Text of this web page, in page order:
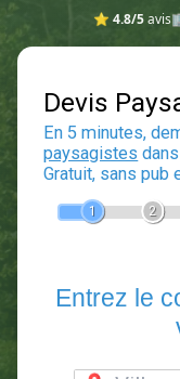
⭐ 4.8/5avis
Devis
En 5